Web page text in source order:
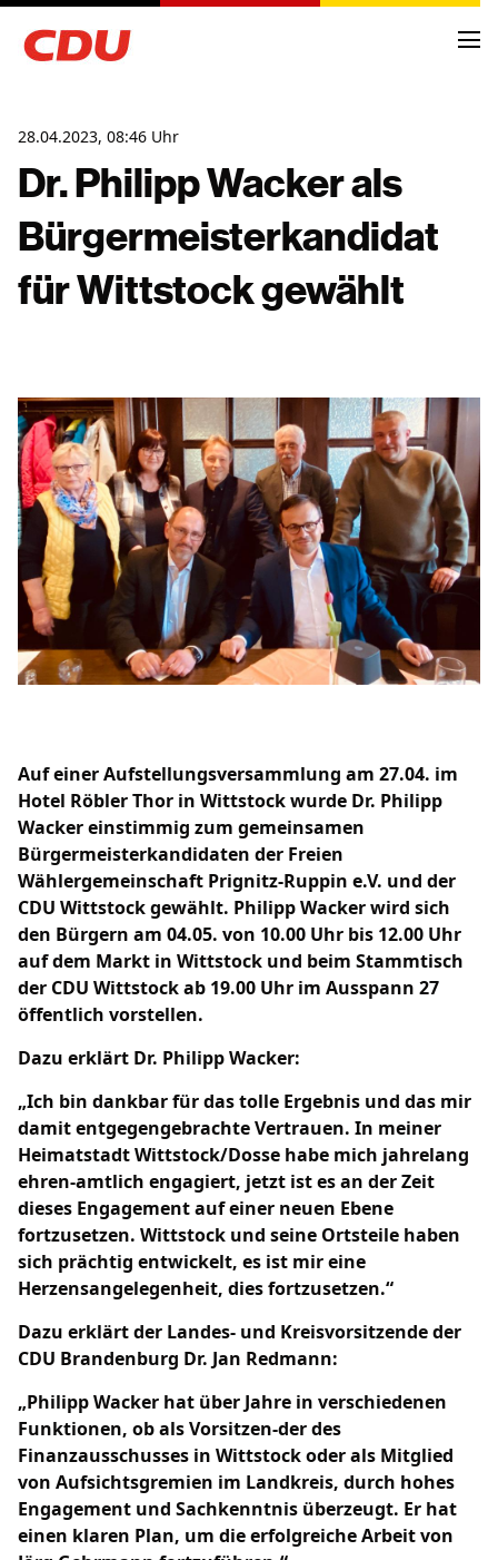
NEWS
ARCHIV
TERMINE
FRAKTIONSMITGLIEDER
ANTRÄGE UND ANFRAGEN
BUNDESTAG
LANDTAG
EUROPA
CDU RHEINSBERG
FRAUEN UNION OPR
Mitglied werden
LINKS
FACEBOOK-SEITE
28.04.2023, 08:46 Uhr
Dr. Philipp Wacker als
Bürgermeisterkandidat
für Wittstock gewählt
Auf einer Aufstellungsversammlung am 27.04. im
Hotel Röbler Thor in Wittstock wurde Dr. Philipp
Wacker einstimmig zum gemeinsamen
Bürgermeisterkandidaten der Freien
Wählergemeinschaft Prignitz-Ruppin e.V. und der
CDU Wittstock gewählt. Philipp Wacker wird sich
den Bürgern am 04.05. von 10.00 Uhr bis 12.00 Uhr
auf dem Markt in Wittstock und beim Stammtisch
der CDU Wittstock ab 19.00 Uhr im Ausspann 27
öffentlich vorstellen.
Dazu erklärt Dr. Philipp Wacker:
Ich bin dankbar für das tolle Ergebnis und das mir
damit entgegengebrachte Vertrauen. In meiner
Heimatstadt Wittstock/Dosse habe mich jahrelang
ehren-amtlich engagiert, jetzt ist es an der Zeit
dieses Engagement auf einer neuen Ebene
fortzusetzen. Wittstock und seine Ortsteile haben
sich prächtig entwickelt, es ist mir eine
Herzensangelegenheit, dies fortzusetzen.“
Dazu erklärt der Landes- und Kreisvorsitzende der
CDU Brandenburg Dr. Jan Redmann:
Philipp Wacker hat über Jahre in verschiedenen
Funktionen, ob als Vorsitzen-der des
Finanzausschusses in Wittstock oder als Mitglied
von Aufsichtsgremien im Landkreis, durch hohes
Engagement und Sachkenntnis überzeugt. Er hat
einen klaren Plan, um die erfolgreiche Arbeit von